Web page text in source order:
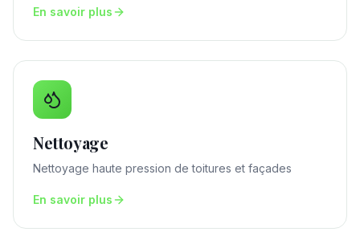
En savoir plus
Nettoyage
Nettoyage haute pression de toitures et façades
En savoir plus